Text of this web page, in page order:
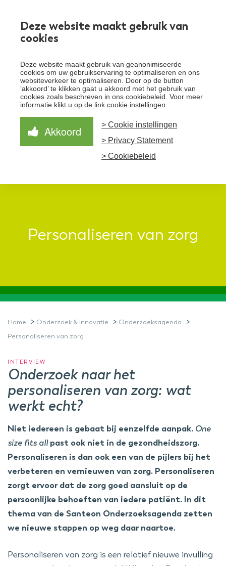
Deze website maakt gebruik van
cookies
Deze website maakt gebruik van geanonimiseerde
cookies om uw gebruikservaring te optimaliseren en ons
websiteverkeer te optimaliseren. Door op de button
‘akkoord’ te klikken gaat u akkoord met het gebruik van
cookies zoals beschreven in ons cookiebeleid. Voor meer
informatie klikt u op de link cookie instellingen
Akkoord
> Cookie instellingen
> Privacy Statement
> Cookiebeleid
Over Santeon
Waardegedreven zorg
aanpak
Samen Beter
Nieuws
Schrijf je in voor de nieuwsbrief
Schrijf je in voor onze nieuwsbrief en ontvang het
laatste nieuws!
Aanmelden nieuwsbrief
Personaliseren van zorg
Home > Onderzoek & Innovatie > Onderzoeksagenda >
Personaliseren van zorg
INTERVIEW
Onderzoek naar het
personaliseren van zorg: wat
werkt echt?
Niet iedereen is gebaat bij eenzelfde aanpak. One
size fits all past ook niet in de gezondheidszorg.
Personaliseren is dan ook een van de pijlers bij het
verbeteren en vernieuwen van zorg. Personaliseren
zorgt ervoor dat de zorg goed aansluit op de
persoonlijke behoeften van iedere patiënt. In dit
thema van de Santeon Onderzoeksagenda zetten
we nieuwe stappen op weg daar naartoe.
Personaliseren van zorg is een relatief nieuwe invulling